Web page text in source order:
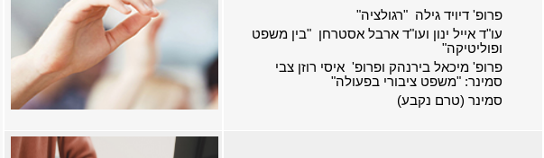
פרופ' דיויד גילה "רגולציה"
עו"ד אייל ינון ועו"ד ארבל אסטרחן "בין משפט
ופוליטיקה"
פרופ' מיכאל בירנהק ופרופ' איסי רוזן צבי
סמינר: "משפט ציבורי בפעולה"
סמינר (טרם נקבע)